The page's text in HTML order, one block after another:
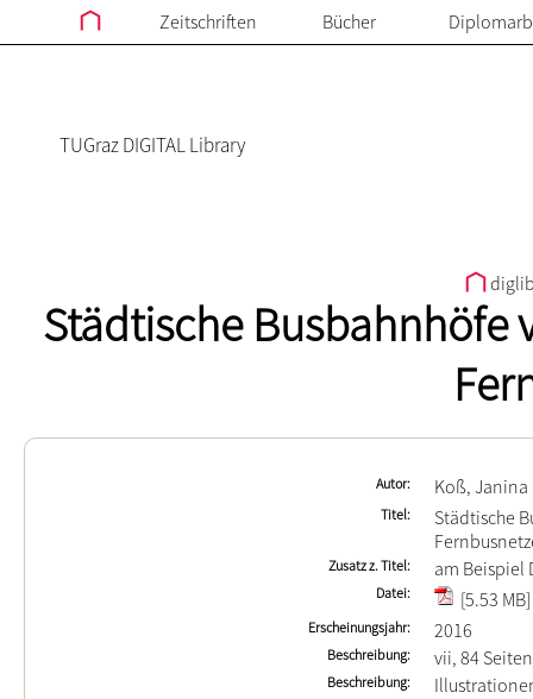
Zeitschriften Bücher
TUGraz DIGITAL Library
Städtische
Autor Koß, Janina
Titel
Städtische
Zusatz z. Titel am Beispiel
Datei [5.53 MB]
Erscheinungsjahr 2016
Beschreibung vii, 84 Seiten
Beschreibung